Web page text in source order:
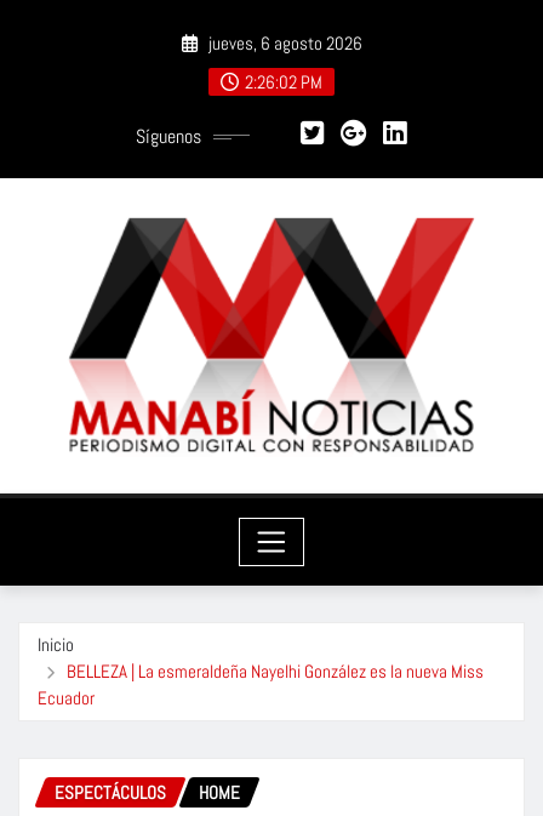
jueves, 6 agosto 2026
2:26:04 PM
Síguenos
Inicio
BELLEZA | La esmeraldeña Nayelhi González es la nueva Miss
Ecuador
ESPECTÁCULOS HOME